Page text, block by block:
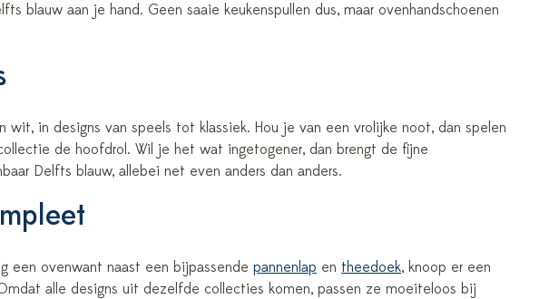
blauw aan je hand. Geen saaie keukenspullen dus, maar ovenhandschoenen
in designs van speels tot klassiek. Hou je van een vrolijke noot, dan spelen
de hoofdrol. Wil je het wat ingetogener, dan brengt de fijne
Delfts blauw, allebei net even anders dan anders.
een ovenwant naast een bijpassende pannenlap en theedoek, knoop er een
alle designs uit dezelfde collecties komen, passen ze moeiteloos bij